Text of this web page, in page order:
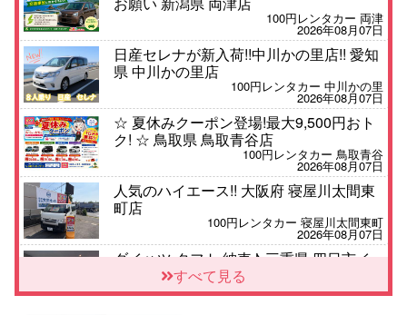
100円レンタカー 両津
2026年08月07日
日産セレナが新入荷!!中川かの里店!! 愛知
県 中川かの里店
100円レンタカー 中川かの里
2026年08月07日
☆ 夏休みクーポン登場!最大9,500円おト
ク! ☆ 鳥取県 鳥取青谷店
100円レンタカー 鳥取青谷
2026年08月07日
人気のハイエース!! 大阪府 寝屋川太間東
町店
100円レンタカー 寝屋川太間東町
2026年08月07日
ダイハツ タフト 納車♪ 三重県 四日市イ
ンター店
100円レンタカー 四日市インター
すべて見る